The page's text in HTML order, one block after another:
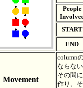
People
START
END
Movement
column
ならな
その間
作り、